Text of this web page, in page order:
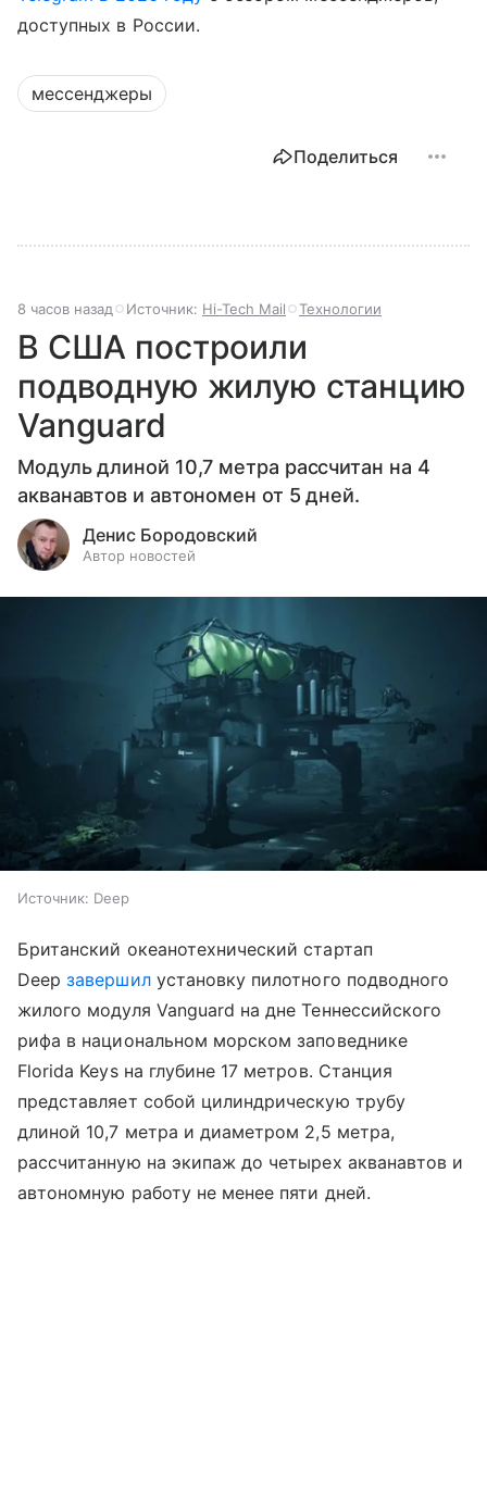
доступных в России.
мессенджеры
Поделиться
8 часов назад Источник: Hi-Tech Mail Технологии
В США построили
подводную жилую станцию
Vanguard
Модуль длиной 10,7 метра рассчитан на 4
акванавтов и автономен от 5 дней.
Денис Бородовский
Автор новостей
Источник: Deep
Британский океанотехнический стартап
Deepзавершилустановку пилотного подводного
жилого модуля Vanguard на дне Теннессийского
рифа в национальном морском заповеднике
Florida Keys на глубине 17 метров. Станция
представляет собой цилиндрическую трубу
длиной 10,7 метра и диаметром 2,5 метра,
рассчитанную на экипаж до четырех акванавтов и
автономную работу не менее пяти дней.